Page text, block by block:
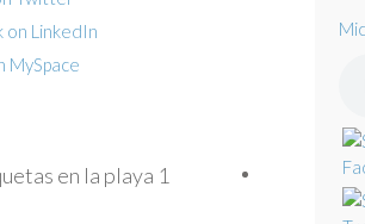
en la playa 1